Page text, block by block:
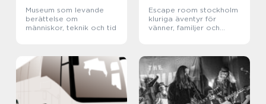
Museum som levande
berättelse om
människor, teknik och tid
Escape room stockholm
kluriga äventyr för
vänner, familjer och